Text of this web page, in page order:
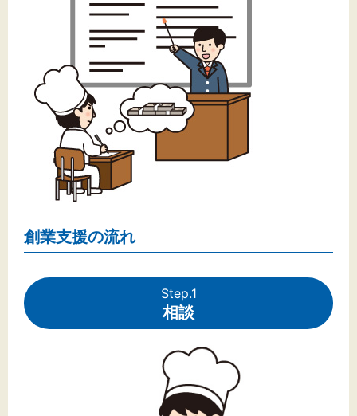
文字サイズ
標準 拡大
背景色
黒 白
創業支援の流れ
Step.1
相談